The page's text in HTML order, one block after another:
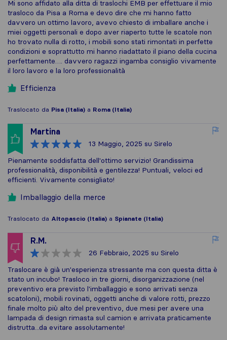
Mi sono affidato alla ditta di traslochi EMB per effettuare il mio
trasloco da Pisa a Roma e devo dire che mi hanno fatto
davvero un ottimo lavoro, avevo chiesto di imballare anche i
miei oggetti personali e dopo aver riaperto tutte le scatole non
ho trovato nulla di rotto, i mobili sono stati rimontati in perfette
condizioni e soprattutto mi hanno riadattato il piano della cucina
perfettamente…. davvero ragazzi ingamba consiglio vivamente
il loro lavoro e la loro professionalità
Efficienza
Traslocato da Pisa (Italia) a Roma (Italia)
Martina
13 Maggio, 2025 su Sirelo
Pienamente soddisfatta dell'ottimo servizio! Grandissima
professionalità, disponibilità e gentilezza! Puntuali, veloci ed
efficienti. Vivamente consigliato!
Imballaggio della merce
Traslocato da Altopascio (Italia) a Spianate (Italia)
R.M.
26 Febbraio, 2025 su Sirelo
Traslocare è già un'esperienza stressante ma con questa ditta è
stato un incubo! Trasloco in tre giorni, disorganizzazione (nel
preventivo era previsto l'imballaggio e sono arrivati senza
scatoloni), mobili rovinati, oggetti anche di valore rotti, prezzo
finale molto più alto del preventivo, due mesi per avere una
lampada di design rimasta sul camion e arrivata praticamente
distrutta...da evitare assolutamente!